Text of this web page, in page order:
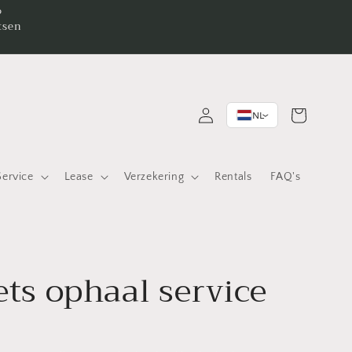
Lease Verzekering Rentals FAQ's
Inloggen NL>
Winkelwagen
ophaal service